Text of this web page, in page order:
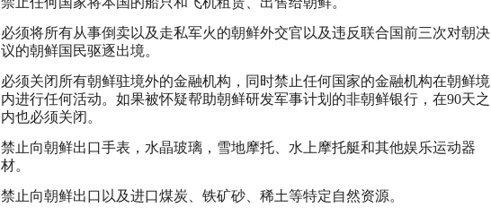
必须将所有从事倒卖以及走私军火的朝鲜外交官以及违反联合国前三次对朝决
议的朝鲜国民驱逐出境。
必须关闭所有朝鲜驻境外的金融机构，同时禁止任何国家的金融机构在朝鲜境
内进行任何活动。如果被怀疑帮助朝鲜研发军事计划的非朝鲜银行，在90天之
内也必须关闭。
禁止向朝鲜出口手表，水晶玻璃，雪地摩托、水上摩托艇和其他娱乐运动器
材。
禁止向朝鲜出口以及进口煤炭、铁矿砂、稀土等特定自然资源。